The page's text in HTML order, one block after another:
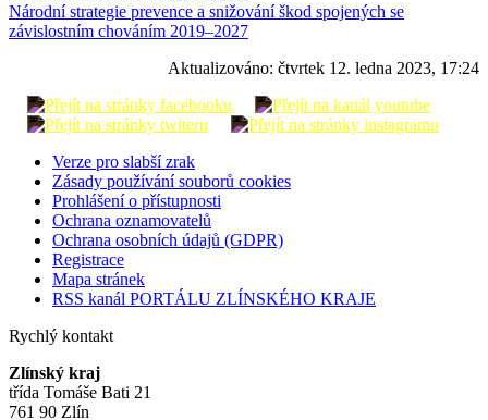
Národní strategie prevence a snižování škod spojených se
závislostním chováním 2019–2027
Aktualizováno: čtvrtek 12. ledna 2023, 17:24
Verze pro slabší zrak
Zásady používání souborů cookies
Prohlášení o přístupnosti
Ochrana oznamovatelů
Ochrana osobních údajů (GDPR)
Registrace
Mapa stránek
RSS kanál PORTÁLU ZLÍNSKÉHO KRAJE
Rychlý kontakt
Zlínský kraj
třída Tomáše Bati 21
761 90 Zlín